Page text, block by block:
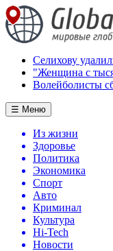
Селихову
"Женщина с
Волейболисты
☰ Меню
Из жизни
Здоровье
Политика
Экономика
Спорт
Авто
Криминал
Культура
Hi-Tech
Новости